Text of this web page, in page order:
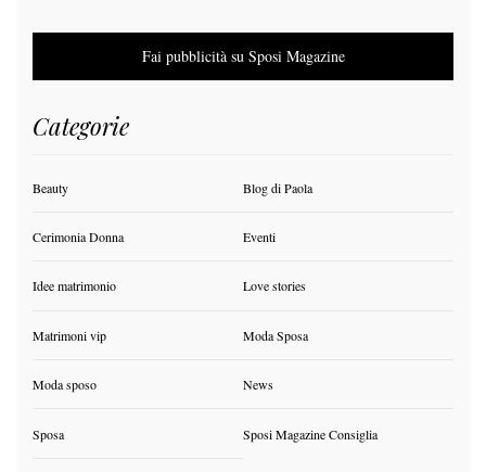
Fai pubblicità su Sposi Magazine
Categorie
Beauty Blog di Paola
Cerimonia Donna Eventi
Idee matrimonio Love stories
Matrimoni vip Moda Sposa
Moda sposo News
Sposa Sposi Magazine Consiglia